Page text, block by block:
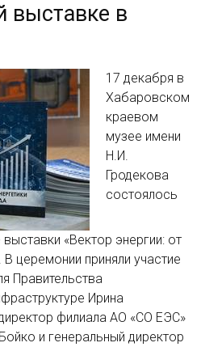
выставке в
17 декабря в
Хабаровском
краевом
музее имени
Н.И.
Гродекова
состоялось
«Вектор энергии: от
церемонии приняли участие
Правительства
Ирина
филиала АО «СО ЕЭС»
и генеральный директор